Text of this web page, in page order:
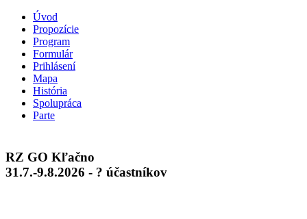
Úvod
Propozície
Program
Formulár
Prihlásení
Mapa
História
Spolupráca
Parte
RZ GO Kľačno
31.7.-9.8.2026 - ? účastníkov